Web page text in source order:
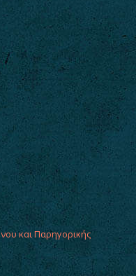
και Παρηγορικής